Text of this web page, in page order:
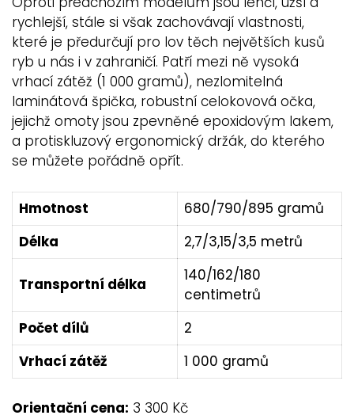
rychlejší, stále si však zachovávají vlastnosti,
které je předurčují pro lov těch největších kusů
ryb u nás i v zahraničí. Patří mezi ně vysoká
vrhací zátěž (1 000 gramů), nezlomitelná
laminátová špička, robustní celokovová očka,
jejichž omoty jsou zpevněné epoxidovým lakem,
a protiskluzový ergonomický držák, do kterého
se můžete pořádně opřít.
Hmotnost
680/790/895 gramů
Délka
2,7/3,15/3,5 metrů
Transportní délka
140/162/180
centimetrů
Počet dílů
2
Vrhací zátěž
1 000 gramů
Orientační cena: 3 300 Kč